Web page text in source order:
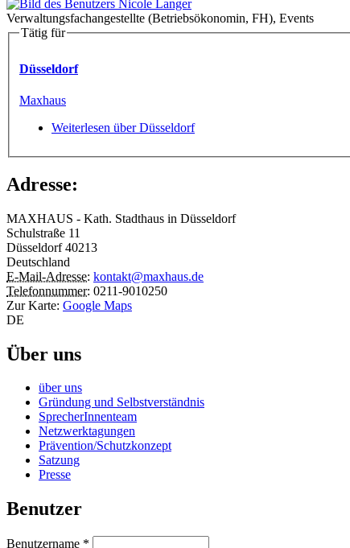
Verwaltungsfachangestellte (Betriebsökonomin, FH), Events
Tätig für
Düsseldorf
Maxhaus
Weiterlesen über Düsseldorf
Adresse:
MAXHAUS - Kath. Stadthaus in Düsseldorf
Schulstraße 11
Düsseldorf 40213
Deutschland
E-Mail-Adresse: kontakt@maxhaus.de
Telefonnummer: 0211-9010250
Zur Karte: Google Maps
DE
Über uns
über uns
Gründung und Selbstverständnis
SprecherInnenteam
Netzwerktagungen
Prävention/Schutzkonzept
Satzung
Presse
Benutzer
Benutzername *